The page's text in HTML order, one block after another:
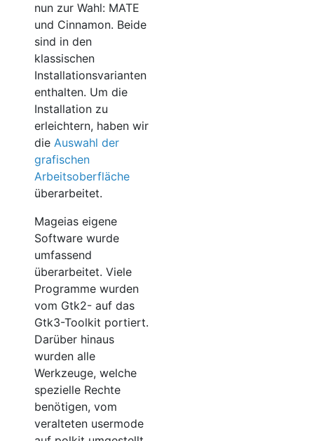
nun zur Wahl: MATE
und Cinnamon. Beide
sind in den
klassischen
Installationsvarianten
enthalten. Um die
Installation zu
erleichtern, haben wir
die Auswahl der
grafischen
Arbeitsoberfläche
überarbeitet.
Mageias eigene
Software wurde
umfassend
überarbeitet. Viele
Programme wurden
vom Gtk2- auf das
Gtk3-Toolkit portiert.
Darüber hinaus
wurden alle
Werkzeuge, welche
spezielle Rechte
benötigen, vom
veralteten usermode